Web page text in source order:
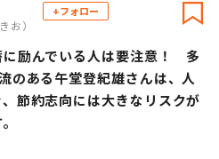
お）
+フォロー
励んでいる人は要注意！ 多
のある午堂登紀雄さんは、人
節約志向には大きなリスクが